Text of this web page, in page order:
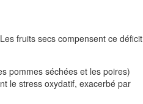
fruits secs compensent ce déficit
pommes séchées et les poires)
le stress oxydatif, exacerbé par